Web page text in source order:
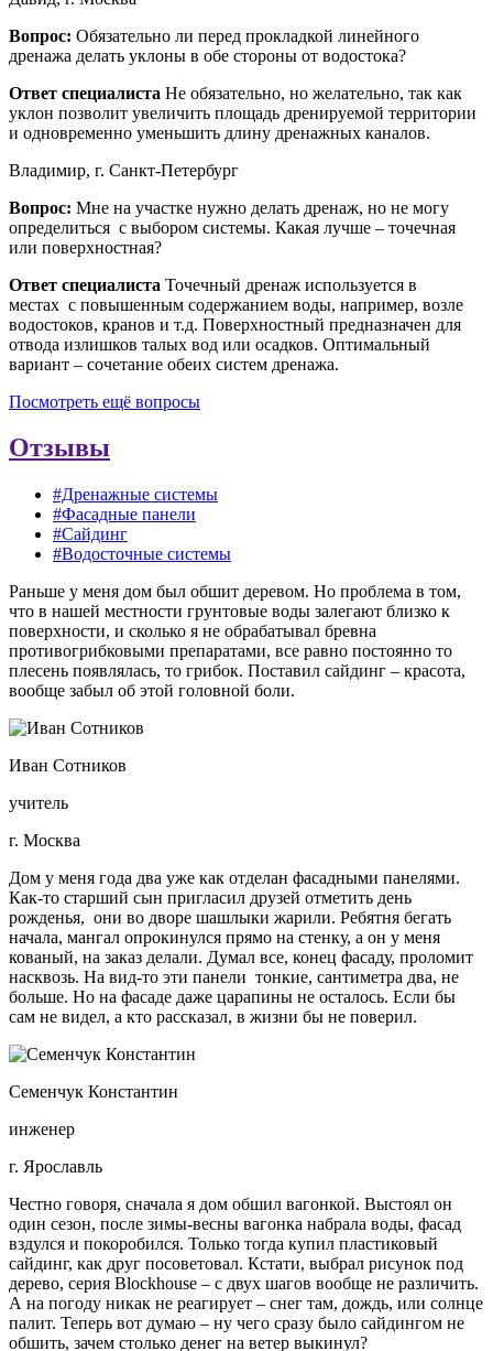
Вопрос: Обязательно ли перед прокладкой линейного
дренажа делать уклоны в обе стороны от водостока?
Ответ специалиста Не обязательно, но желательно, так как
уклон позволит увеличить площадь дренируемой территории
и одновременно уменьшить длину дренажных каналов.
Владимир, г. Санкт-Петербург
Вопрос: Мне на участке нужно делать дренаж, но не могу
определиться с выбором системы. Какая лучше – точечная
или поверхностная?
Ответ специалиста Точечный дренаж используется в
местах с повышенным содержанием воды, например, возле
водостоков, кранов и т.д. Поверхностный предназначен для
отвода излишков талых вод или осадков. Оптимальный
вариант – сочетание обеих систем дренажа.
Посмотреть ещё вопросы
Отзывы
#Дренажные системы
#Фасадные панели
#Сайдинг
#Водосточные системы
Раньше у меня дом был обшит деревом. Но проблема в том,
что в нашей местности грунтовые воды залегают близко к
поверхности, и сколько я не обрабатывал бревна
противогрибковыми препаратами, все равно постоянно то
плесень появлялась, то грибок. Поставил сайдинг – красота,
вообще забыл об этой головной боли.
Иван Сотников
учитель
г. Москва
Дом у меня года два уже как отделан фасадными панелями.
Как-то старший сын пригласил друзей отметить день
рожденья, они во дворе шашлыки жарили. Ребятня бегать
начала, мангал опрокинулся прямо на стенку, а он у меня
кованый, на заказ делали. Думал все, конец фасаду, проломит
насквозь. На вид-то эти панели тонкие, сантиметра два, не
больше. Но на фасаде даже царапины не осталось. Если бы
сам не видел, а кто рассказал, в жизни бы не поверил.
Семенчук Константин
инженер
г. Ярославль
Честно говоря, сначала я дом обшил вагонкой. Выстоял он
один сезон, после зимы-весны вагонка набрала воды, фасад
вздулся и покоробился. Только тогда купил пластиковый
сайдинг, как друг посоветовал. Кстати, выбрал рисунок под
дерево, серия Blockhouse – с двух шагов вообще не различить.
А на погоду никак не реагирует – снег там, дождь, или солнце
палит. Теперь вот думаю – ну чего сразу было сайдингом не
обшить, зачем столько денег на ветер выкинул?